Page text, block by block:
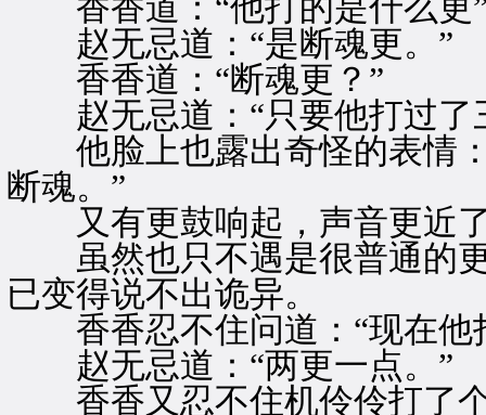
香香道：“他打的是什么更
赵无忌道：“是断魂更。”
香香道：“断魂更？”
赵无忌道：“只要他打过了
他脸上也露出奇怪的表情：
断魂。”
又有更鼓响起，声音更近
虽然也只不遇是很普通的更
已变得说不出诡异。
香香忍不住问道：“现在他
赵无忌道：“两更一点。”
香香又忍不住机伶伶打了个